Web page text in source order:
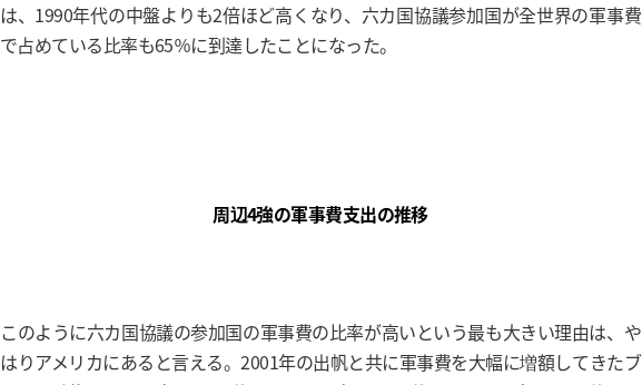
は、1990年代の中盤よりも2倍ほど高くなり、六カ国協議参加国が全世界の軍事費
で占めている比率も65％に到達したことになった。
周辺4強の軍事費支出の推移
このように六カ国協議の参加国の軍事費の比率が高いという最も大きい理由は、や
はりアメリカにあると言える。2001年の出帆と共に軍事費を大幅に増額してきたブ